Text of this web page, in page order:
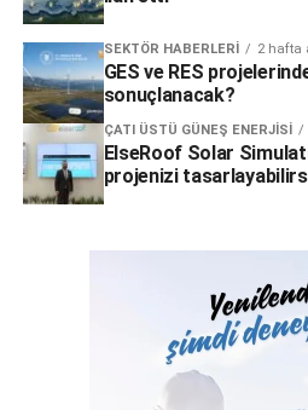
SEKTÖR HABERLERI 2 hafta
GES ve RES
sonuçlanacak?
ÇATI ÜSTÜ GÜNEŞ ENERJISI
ElseRoof Solar
projenizi